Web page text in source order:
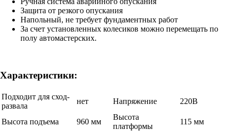
Защита от резкого опускания
Напольный, не требует фундаментных работ
За счет установленных колесиков можно перемещать по
полу автомастерских.
Характеристики:
Подходит для сход-
развала
нет Напряжение 220В
Высота подъема 960 мм
Высота
платформы
115 мм